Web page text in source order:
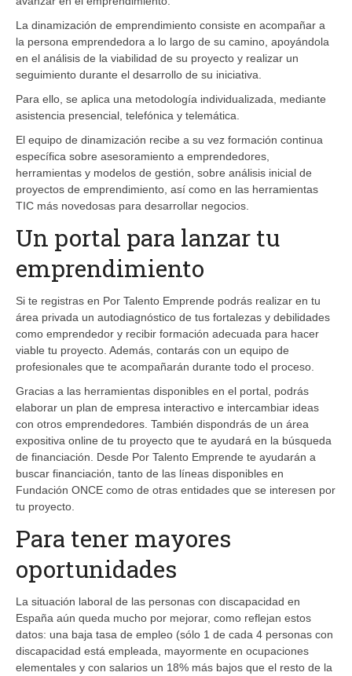
La dinamización de emprendimiento consiste en acompañar a
la persona emprendedora a lo largo de su camino, apoyándola
en el análisis de la viabilidad de su proyecto y realizar un
seguimiento durante el desarrollo de su iniciativa.
Para ello, se aplica una metodología individualizada, mediante
asistencia presencial, telefónica y telemática.
El equipo de dinamización recibe a su vez formación continua
específica sobre asesoramiento a emprendedores,
herramientas y modelos de gestión, sobre análisis inicial de
proyectos de emprendimiento, así como en las herramientas
TIC más novedosas para desarrollar negocios.
Un portal para lanzar tu
emprendimiento
Si te registras en Por Talento Emprende podrás realizar en tu
área privada un autodiagnóstico de tus fortalezas y debilidades
como emprendedor y recibir formación adecuada para hacer
viable tu proyecto. Además, contarás con un equipo de
profesionales que te acompañarán durante todo el proceso.
Gracias a las herramientas disponibles en el portal, podrás
elaborar un plan de empresa interactivo e intercambiar ideas
con otros emprendedores. También dispondrás de un área
expositiva online de tu proyecto que te ayudará en la búsqueda
de financiación. Desde Por Talento Emprende te ayudarán a
buscar financiación, tanto de las líneas disponibles en
Fundación ONCE como de otras entidades que se interesen por
tu proyecto.
Para tener mayores
oportunidades
La situación laboral de las personas con discapacidad en
España aún queda mucho por mejorar, como reflejan estos
datos: una baja tasa de empleo (sólo 1 de cada 4 personas con
discapacidad está empleada, mayormente en ocupaciones
elementales y con salarios un 18% más bajos que el resto de la